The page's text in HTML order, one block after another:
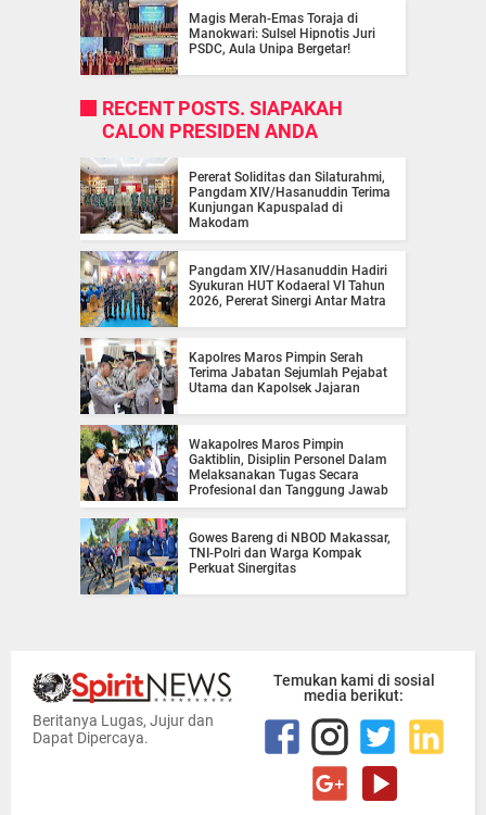
Magis Merah-Emas Toraja di
Manokwari: Sulsel Hipnotis Juri
PSDC, Aula Unipa Bergetar!
RECENT POSTS. SIAPAKAH
CALON PRESIDEN ANDA
Pererat Soliditas dan Silaturahmi,
Pangdam XIV/Hasanuddin Terima
Kunjungan Kapuspalad di
Makodam
Pangdam XIV/Hasanuddin Hadiri
Syukuran HUT Kodaeral VI Tahun
2026, Pererat Sinergi Antar Matra
Kapolres Maros Pimpin Serah
Terima Jabatan Sejumlah Pejabat
Utama dan Kapolsek Jajaran
Wakapolres Maros Pimpin
Gaktiblin, Disiplin Personel Dalam
Melaksanakan Tugas Secara
Profesional dan Tanggung Jawab
Gowes Bareng di NBOD Makassar,
TNI-Polri dan Warga Kompak
Perkuat Sinergitas
Beritanya Lugas, Jujur dan
Dapat Dipercaya.
Temukan kami di sosial
media berikut: